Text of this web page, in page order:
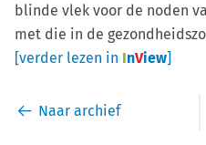
blinde vlek voor de noden
met die in de
[verder lezen in InView]
Naar archief